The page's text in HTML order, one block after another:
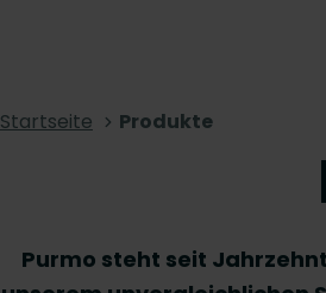
Startseite Produkte
Purmo steht seit